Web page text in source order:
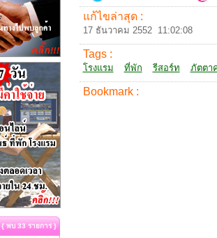
แก้ไขล่าสุด :
17 ธันวาคม 2552 11:02:08
Tags :
โรงแรม ที่พัก รีสอร์ท ภัตตา
Bookmark :
{ พบ 33 รายการ }